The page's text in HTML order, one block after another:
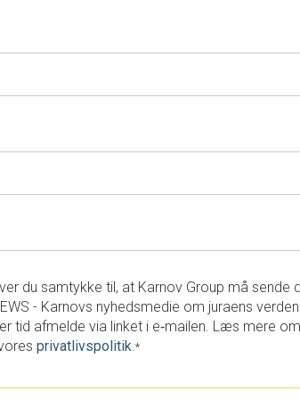
du samtykke til, at Karnov Group må sende
- Karnovs nyhedsmedie om juraens
tid afmelde via linket i e‑mailen. Læs mere
privatlivspolitik.*